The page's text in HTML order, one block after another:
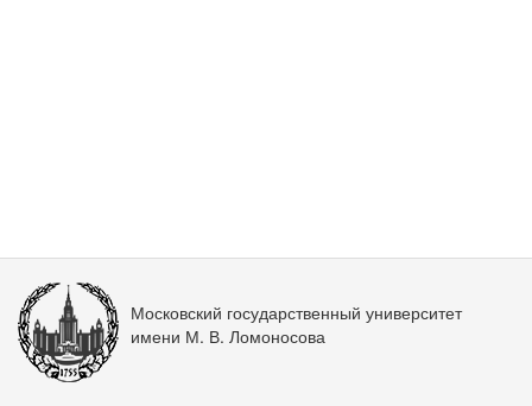
Московский государственный университет
имени М. В. Ломоносова